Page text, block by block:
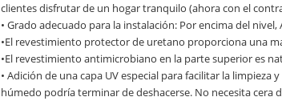
clientes disfrutar de un hogar tranquilo (ahora con el
• Grado adecuado para la instalación: Por encima del
•El revestimiento protector de uretano proporciona una
•El revestimiento antimicrobiano en la parte superior es
• Adición de una capa UV especial para facilitar la
húmedo podría terminar de deshacerse. No necesita cera